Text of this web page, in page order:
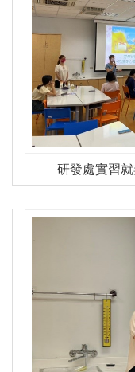
研發處實習